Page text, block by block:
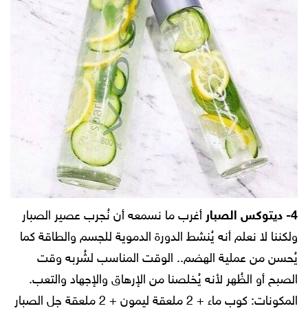
4- ديتوكس الصبار
أغرب ما نسمعه أن نُجرب عصير الصبار
ولكننا لا نعلم أنه يُنشط الدورة الدموية للجسم والطاقة كما
يُحسن من عملية الهضم.. الوقت المناسب لشُربه وقت
الصبح أو الظُهر لأنه يُخلصنا من الإرهاق والإجهاد والتعب.
المكونات: كوب ماء + 2 ملعقة ليمون + 2 ملعقة جل الصبار